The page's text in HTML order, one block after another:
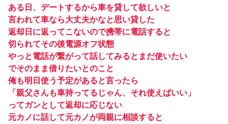
ある日、デートするから車を貸して欲しいと
言われて車なら大丈夫かなと思い貸した
返却日に返ってこないので携帯に電話すると
切られてその後電源オフ状態
やっと電話が繋がって話してみるとまだ使いたい
でそのまま借りたいとのこと
俺も明日使う予定があると言ったら
「親父さんも車持ってるじゃん、それ使えばいい」
ってガンとして返却に応じない
元カノに話して元カノが両親に相談すると